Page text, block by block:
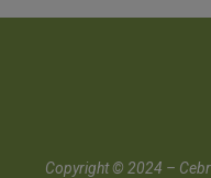
Copyright © 2024 –